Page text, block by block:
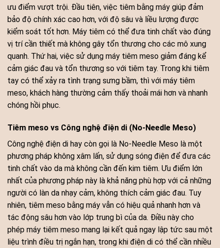
ưu điểm vượt trội. Đầu tiên, việc tiêm bằng máy giúp đảm
bảo độ chính xác cao hơn, với độ sâu và liều lượng được
kiểm soát tốt hơn. Máy tiêm có thể đưa tinh chất vào đúng
vị trí cần thiết mà không gây tổn thương cho các mô xung
quanh. Thứ hai, việc sử dụng máy tiêm meso giảm đáng kể
cảm giác đau và tổn thương so với tiêm tay. Trong khi tiêm
tay có thể xảy ra tình trạng sưng bầm, thì với máy tiêm
meso, khách hàng thường cảm thấy thoải mái hơn và nhanh
chóng hồi phục.
Tiêm meso vs Công nghệ điện di (No-Needle Meso)
Công nghệ điện di hay còn gọi là No-Needle Meso là một
phương pháp không xâm lấn, sử dụng sóng điện để đưa các
tinh chất vào da mà không cần đến kim tiêm. Ưu điểm lớn
nhất của phương pháp này là khả năng phù hợp với cả những
người có làn da nhạy cảm, không thích cảm giác đau. Tuy
nhiên, tiêm meso bằng máy vẫn có hiệu quả nhanh hơn và
tác động sâu hơn vào lớp trung bì của da. Điều này cho
phép máy tiêm meso mang lại kết quả ngay lập tức sau một
liệu trình điều trị ngắn hạn, trong khi điện di có thể cần nhiều